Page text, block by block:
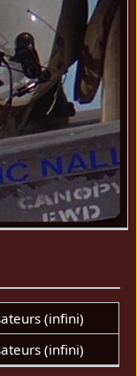
(infini)
(infini)